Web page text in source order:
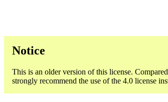
Notice
This is an older version of this license.
strongly recommend the use of the 4.0 license